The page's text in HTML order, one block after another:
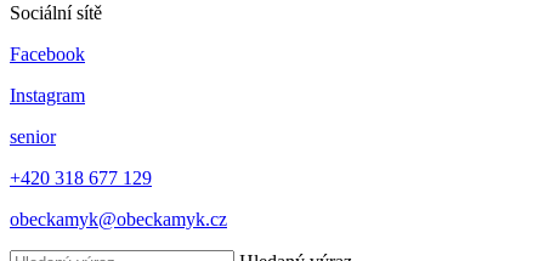
Sociální sítě
Facebook
Instagram
senior
+420 318 677 129
obeckamyk@obeckamyk.cz